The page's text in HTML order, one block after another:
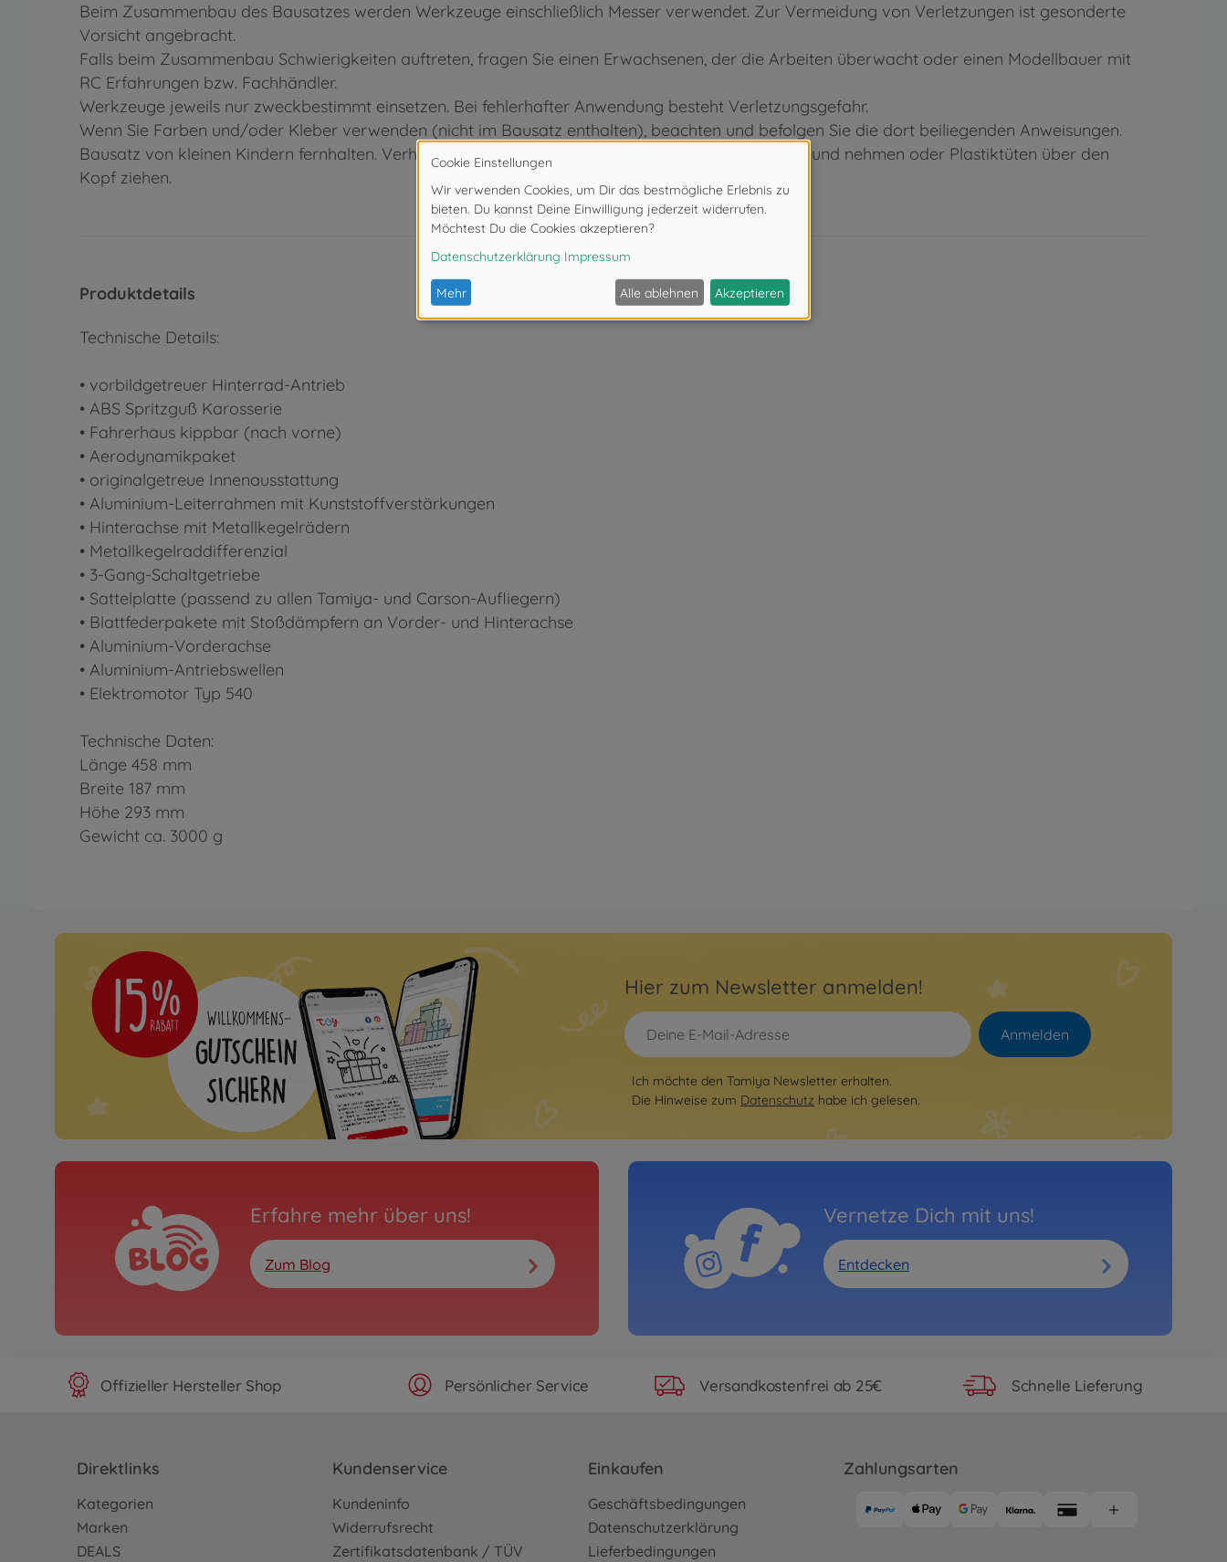
Beim Zusammenbau des Bausatzes werden Werkzeuge einschließlich Messer verwendet. Zur Vermeidung von Verletzungen ist gesonderte
Vorsicht angebracht.
Falls beim Zusammenbau Schwierigkeiten auftreten, fragen Sie einen Erwachsenen, der die Arbeiten überwacht oder einen Modellbauer mit
RC Erfahrungen bzw. Fachhändler.
Werkzeuge jeweils nur zweckbestimmt einsetzen. Bei fehlerhafter Anwendung besteht Verletzungsgefahr.
Wenn Sie Farben und/oder Kleber verwenden (nicht im Bausatz enthalten), beachten und befolgen Sie die dort beiliegenden Anweisungen.
Bausatz von kleinen Kindern fernhalten. Verhüten Sie, dass Kinder irgendwelche Bauteile in den Mund nehmen oder Plastiktüten über den
Kopf ziehen.
Produktdetails
Technische Details:
• vorbildgetreuer Hinterrad-Antrieb
• ABS Spritzguß Karosserie
• Fahrerhaus kippbar (nach vorne)
• Aerodynamikpaket
• originalgetreue Innenausstattung
• Aluminium-Leiterrahmen mit Kunststoffverstärkungen
• Hinterachse mit Metallkegelrädern
• Metallkegelraddifferenzial
• 3-Gang-Schaltgetriebe
• Sattelplatte (passend zu allen Tamiya- und Carson-Aufliegern)
• Blattfederpakete mit Stoßdämpfern an Vorder- und Hinterachse
• Aluminium-Vorderachse
• Aluminium-Antriebswellen
• Elektromotor Typ 540
Technische Daten:
Länge 458 mm
Breite 187 mm
Höhe 293 mm
Gewicht ca. 3000 g
Hier zum Newsletter anmelden!
Anmelden
Ich möchte den Tamiya Newsletter erhalten.
Die Hinweise zum Datenschutz habe ich gelesen.
Erfahre mehr über uns!
Zum Blog
Vernetze Dich mit uns!
Entdecken
Offizieller Hersteller Shop Persönlicher Service Versandkostenfrei ab 25€ Schnelle Lieferung
Direktlinks
Kategorien
Marken
DEALS
Kundenservice
Kundeninfo
Widerrufsrecht
Zertifikatsdatenbank / TÜV
Einkaufen
Geschäftsbedingungen
Datenschutzerklärung
Lieferbedingungen
Zahlungsarten